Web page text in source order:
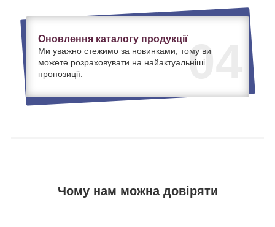
04
Оновлення каталогу продукції
Ми уважно стежимо за новинками, тому ви
можете розраховувати на найактуальніші
пропозиції.
Чому нам можна довіряти